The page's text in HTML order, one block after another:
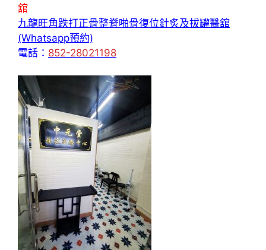
舘
九龍旺角跌打正骨整脊啪骨復位針炙及拔罐醫舘
(Whatsapp預約)
電話： 852-28021198